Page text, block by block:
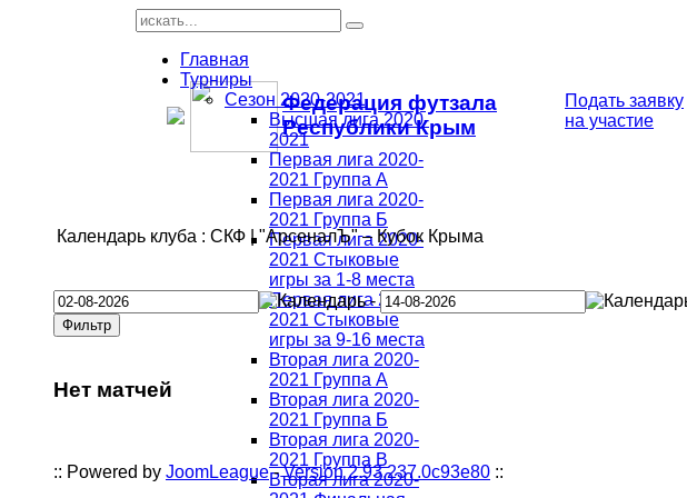
Главная
Турниры
Сезон 2020-2021
Высшая лига 2020-
2021
Первая лига 2020-
2021 Группа А
Первая лига 2020-
2021 Группа Б
Первая лига 2020-
2021 Стыковые
игры за 1-8 места
Первая лига 2020-
2021 Стыковые
игры за 9-16 места
Вторая лига 2020-
2021 Группа А
Вторая лига 2020-
2021 Группа Б
Вторая лига 2020-
2021 Группа В
Вторая лига 2020-
Федерация футзала
Республики Крым
Подать заявку
на участие
Календарь клуба : СКФ | "АрсеналЪ" – Кубок Крыма
-
Нет матчей
:: Powered by JoomLeague-Version 2.93.237.0c93e80 ::